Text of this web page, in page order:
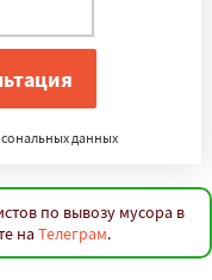
данных
по вывозу мусора в
на Телеграм.